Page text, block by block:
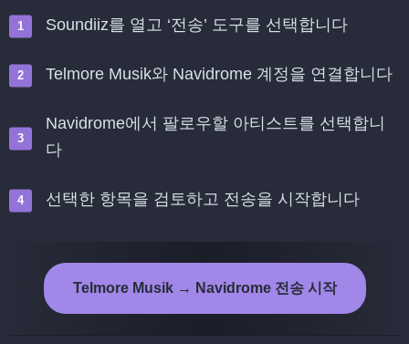
Soundiiz를 열고 ‘전송’ 도구를 선택합니다
Telmore Musik와 Navidrome 계정을 연결합니다
Navidrome에서 팔로우할 아티스트를 선택합니
다
선택한 항목을 검토하고 전송을 시작합니다
Telmore Musik → Navidrome 전송 시작